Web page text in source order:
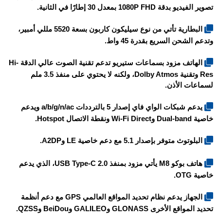
تصوير الفيديو بدقة 1080P FHD بمعدل 30 إطارًا في الثانية.
البطارية تأتي من نوع سيليكون كاربون بسعة 5520 مللي أمبير،
وتدعم الشحن السريع بقدرة 45 واط.
الهاتف مزود بسماعات ستيريو تدعم تقنية الصوت عالي الدقة Hi-
Res وتقنية Dolby Atmos، ولكنه لا يحتوي على منفذ 3.5 ملم
لسماعات الأذن.
يدعم شبكات الواي فاي إصدار 5 بالترددات a/b/g/n/ac ويدعم
خاصية Dual-band وWi-Fi Direct ونقطة الاتصال Hotspot.
البلوتوث متوفر بإصدار 5.1 مع دعم خاصية LE وA2DP.
هاتف بوكو M8
يأتي مزود بمنفذ USB Type-C 2.0، الذي يدعم
خاصية OTG.
الجهاز يدعم نظام تحديد المواقع العالمي GPS مع دعم أنظمة
تحديد المواقع الأخرى GLONASS وGALILEO وBeiDou وQZSS.